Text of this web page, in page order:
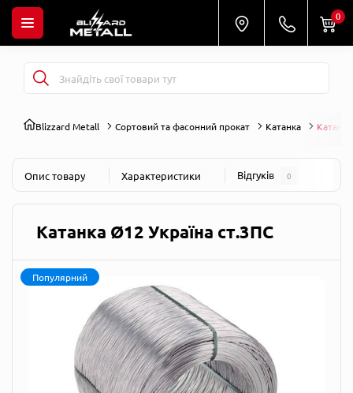
0
Blizzard Metall Сортовий та фасонний прокат Катанка
Опис товару Характеристики Відгуків 0
Катанка Ø12 Україна ст.3ПС
Популярний